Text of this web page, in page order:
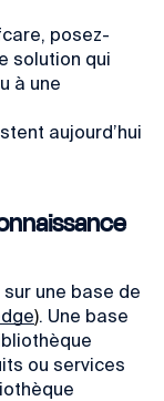
posez-
solution qui
à une
aujourd’hui
une base de
). Une base
ou services